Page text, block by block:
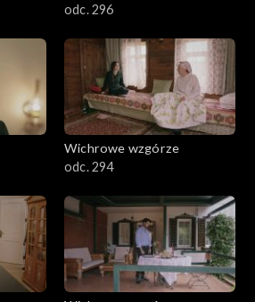
odc. 296
Wichrowe wzgórze
odc. 294